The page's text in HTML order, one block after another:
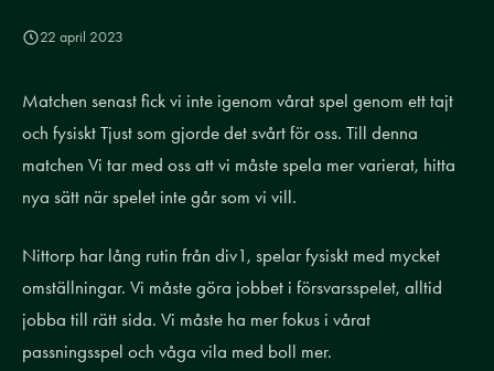
22 april 2023
Matchen senast fick vi inte igenom vårat spel genom ett tajt
och fysiskt Tjust som gjorde det svårt för oss. Till denna
matchen Vi tar med oss att vi måste spela mer varierat, hitta
nya sätt när spelet inte går som vi vill.
Nittorp har lång rutin från div1, spelar fysiskt med mycket
omställningar. Vi måste göra jobbet i försvarsspelet, alltid
jobba till rätt sida. Vi måste ha mer fokus i vårat
passningsspel och våga vila med boll mer.